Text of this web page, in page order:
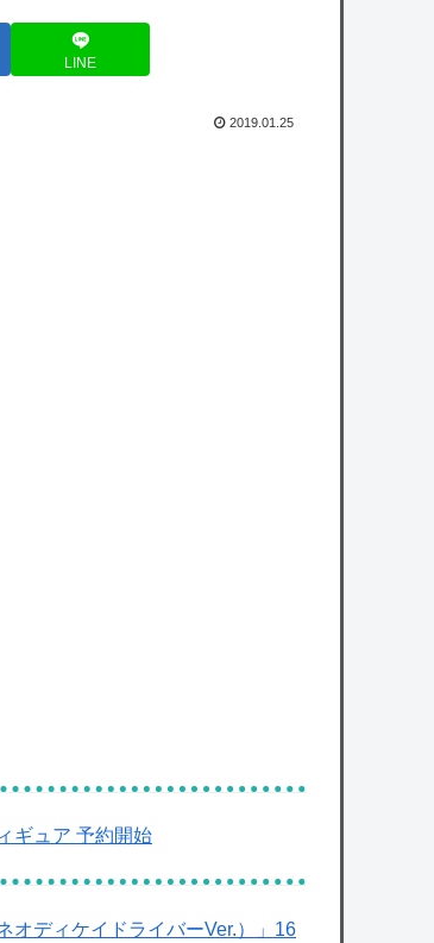
2ってサブの穴が空いてないダ
て 高速＋とかしてるとアホほ
LINE
2019.01.25
ギュア 予約開始
オディケイドライバーVer.）」16